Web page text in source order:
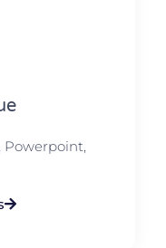
Powerpoint,